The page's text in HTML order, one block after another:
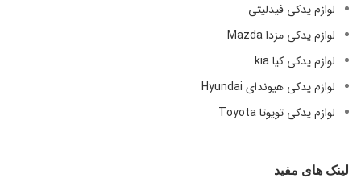
لوازم یدکی فیدلیتی
لوازم یدکی مزدا Mazda
لوازم یدکی کیا kia
لوازم یدکی هیوندای Hyundai
لوازم یدکی تویوتا Toyota
لینک های مفید